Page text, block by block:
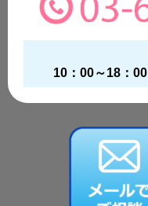
10：00～18：00